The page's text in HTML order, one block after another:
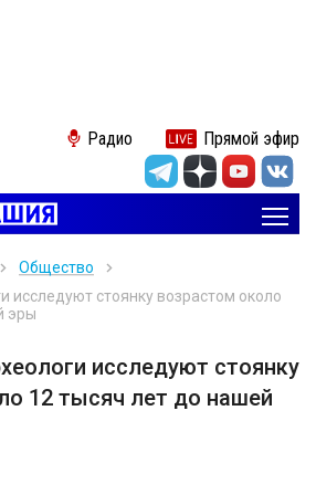
Радио Прямой эфир
Общество
исследуют стоянку возрастом около
эры
исследуют стоянку
12 тысяч лет до нашей